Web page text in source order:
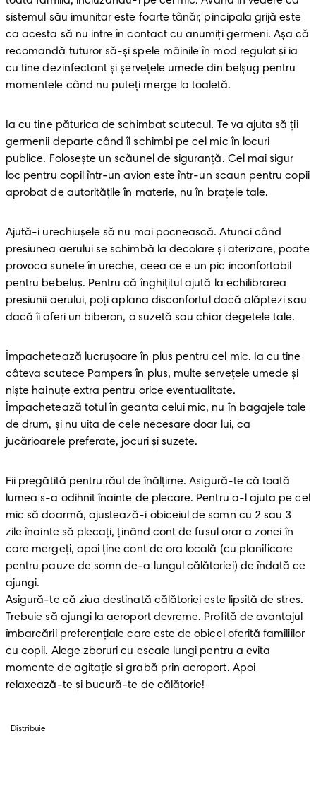
sistemul său imunitar este foarte tânăr, pincipala grijă este
ca acesta să nu intre în contact cu anumiți germeni. Așa că
recomandă tuturor să-și spele mâinile în mod regulat și ia
cu tine dezinfectant și șervețele umede din belșug pentru
momentele când nu puteți merge la toaletă.
Ia cu tine păturica de schimbat scutecul. Te va ajuta să ții
germenii departe când îl schimbi pe cel mic în locuri
publice. Folosește un scăunel de siguranță. Cel mai sigur
loc pentru copil într-un avion este într-un scaun pentru copii
aprobat de autorităţile în materie, nu în braţele tale.
Ajută-i urechiușele să nu mai pocnească. Atunci când
presiunea aerului se schimbă la decolare și aterizare, poate
provoca sunete în ureche, ceea ce e un pic inconfortabil
pentru bebeluş. Pentru că înghițitul ajută la echilibrarea
presiunii aerului, poți aplana disconfortul dacă alăptezi sau
dacă îi oferi un biberon, o suzetă sau chiar degetele tale.
Împachetează lucrușoare în plus pentru cel mic. Ia cu tine
câteva scutece Pampers în plus, multe șervețele umede și
niște hainuțe extra pentru orice eventualitate.
Împachetează totul în geanta celui mic, nu în bagajele tale
de drum, și nu uita de cele necesare doar lui, ca
jucărioarele preferate, jocuri și suzete.
Fii pregătită pentru răul de înălțime. Asigură-te că toată
lumea s-a odihnit înainte de plecare. Pentru a-l ajuta pe cel
mic să doarmă, ajustează-i obiceiul de somn cu 2 sau 3
zile înainte să plecați, ţinând cont de fusul orar a zonei în
care mergeţi, apoi ţine cont de ora locală (cu planificare
pentru pauze de somn de-a lungul călătoriei) de îndată ce
ajungi.
Asigură-te că ziua destinată călătoriei este lipsită de stres.
Trebuie să ajungi la aeroport devreme. Profită de avantajul
îmbarcării preferenţiale care este de obicei oferită familiilor
cu copii. Alege zboruri cu escale lungi pentru a evita
momente de agitație şi grabă prin aeroport. Apoi
relaxează-te și bucură-te de călătorie!
Distribuie